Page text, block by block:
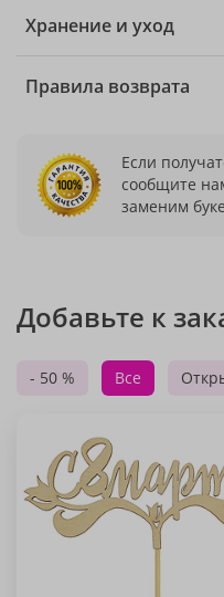
Хранение и уход
Правила возврата
Если
сообщите
заменим
Добавьте к
- 50 % Все